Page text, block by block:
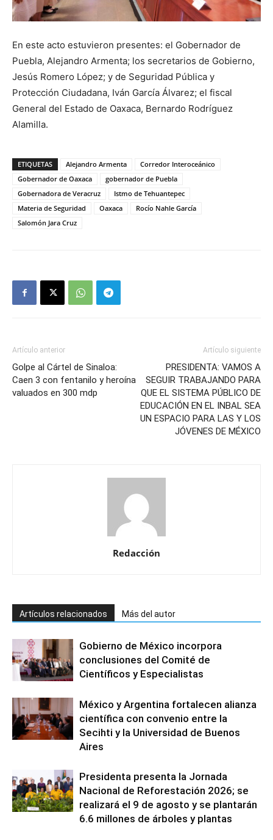
En este acto estuvieron presentes: el Gobernador de
Puebla, Alejandro Armenta; los secretarios de Gobierno,
Jesús Romero López; y de Seguridad Pública y
Protección Ciudadana, Iván García Álvarez; el fiscal
General del Estado de Oaxaca, Bernardo Rodríguez
Alamilla.
ETIQUETAS Alejandro Armenta
Corredor Interoceánico
Gobernador de Oaxaca
gobernador de Puebla
Gobernadora de Veracruz
Istmo de Tehuantepec
Materia de Seguridad
Oaxaca
Rocío Nahle García
Salomón Jara Cruz
Artículo anterior
Golpe al Cártel de Sinaloa:
Caen 3 con fentanilo y heroína
valuados en 300 mdp
Artículo siguiente
PRESIDENTA: VAMOS A
SEGUIR TRABAJANDO PARA
QUE EL SISTEMA PÚBLICO DE
EDUCACIÓN EN EL INBAL SEA
UN ESPACIO PARA LAS Y LOS
JÓVENES DE MÉXICO
Redacción
Artículos relacionados Más del autor
Gobierno de México incorpora
conclusiones del Comité de
Científicos y Especialistas
México y Argentina fortalecen alianza
científica con convenio entre la
Secihti y la Universidad de Buenos
Aires
Presidenta presenta la Jornada
Nacional de Reforestación 2026; se
realizará el 9 de agosto y se plantarán
6.6 millones de árboles y plantas